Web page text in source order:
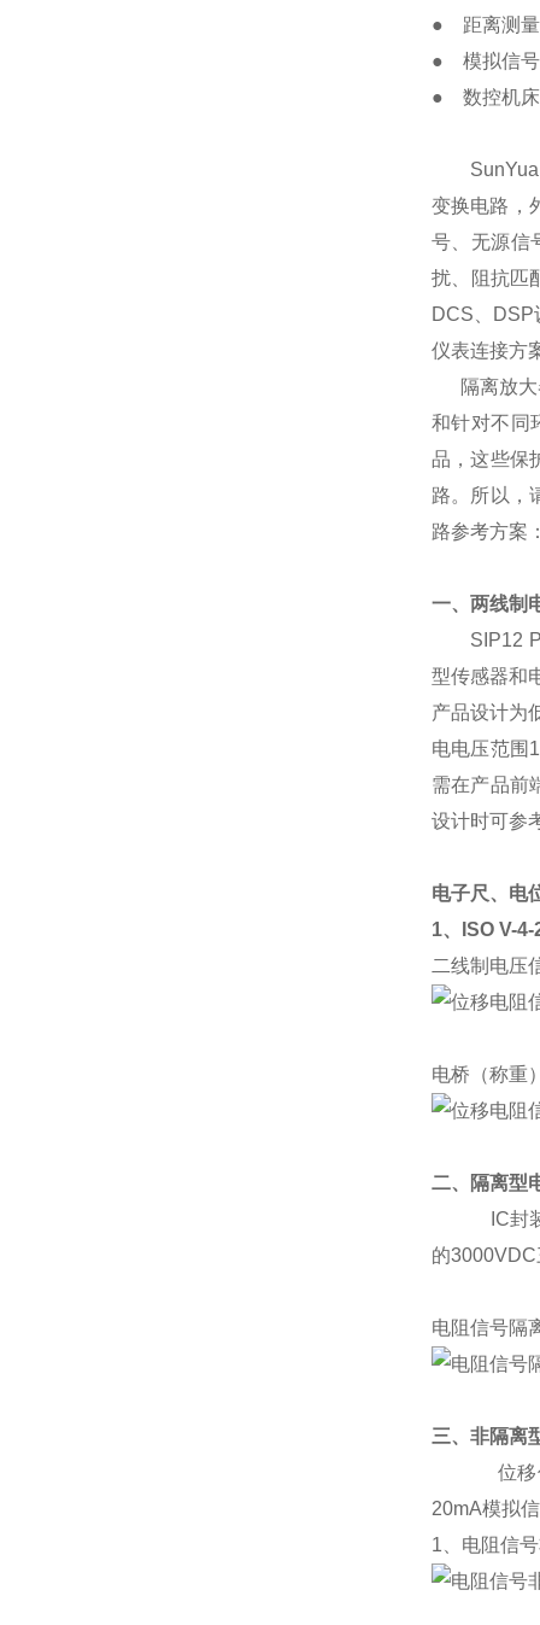
● 距离测量
● 模拟信号
● 数控机床
SunYuan
变换电路，
号、无源信
扰、阻抗匹
DCS、DSP
仪表连接方
隔离放大
和针对不同
品，这些保
路。所以，
路参考方案
一、两线制
SIP12 Pin
型传感器和
产品设计为
电电压范围
需在产品前
设计时可参
电子尺、电
1、ISO V-
二线制电压
电桥（称重
二、隔离型
IC封装的
的
电阻信号隔
三、非隔离
位移信号
20mA模拟
1、电阻信